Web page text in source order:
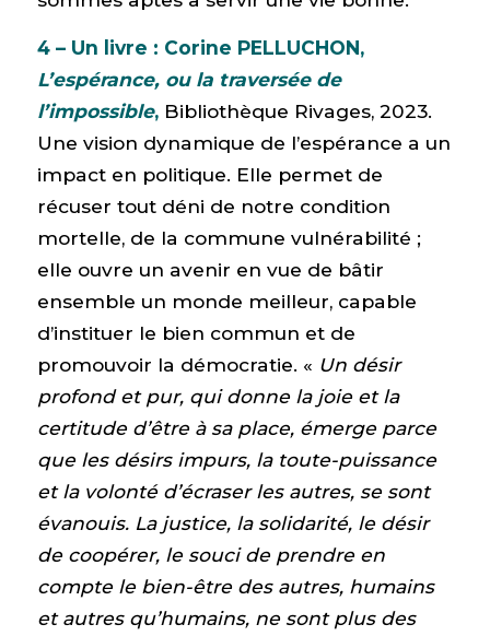
4 – Un livre : Corine PELLUCHON,
L’espérance, ou la traversée de
l’impossible, Bibliothèque Rivages, 2023.
Une vision dynamique de l’espérance a un
impact en politique. Elle permet de
récuser tout déni de notre condition
mortelle, de la commune vulnérabilité ;
elle ouvre un avenir en vue de bâtir
ensemble un monde meilleur, capable
d’instituer le bien commun et de
promouvoir la démocratie. « Un désir
profond et pur, qui donne la joie et la
certitude d’être à sa place, émerge parce
que les désirs impurs, la toute-puissance
et la volonté d’écraser les autres, se sont
évanouis. La justice, la solidarité, le désir
de coopérer, le souci de prendre en
compte le bien-être des autres, humains
et autres qu’humains, ne sont plus des